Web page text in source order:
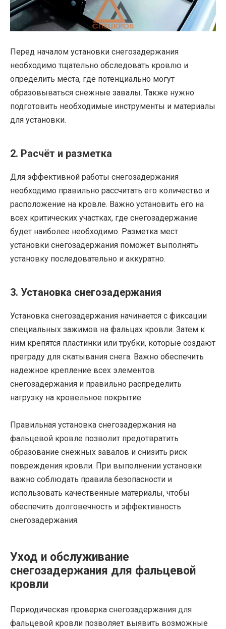
Перед началом установки снегозадержания
необходимо тщательно обследовать кровлю и
определить места, где потенциально могут
образовываться снежные завалы. Также нужно
подготовить необходимые инструменты и материалы
для установки.
2. Расчёт и разметка
Для эффективной работы снегозадержания
необходимо правильно рассчитать его количество и
расположение на кровле. Важно установить его на
всех критических участках, где снегозадержание
будет наиболее необходимо. Разметка мест
установки снегозадержания поможет выполнять
установку последовательно и аккуратно.
3. Установка снегозадержания
Установка снегозадержания начинается с фиксации
специальных зажимов на фальцах кровли. Затем к
ним крепятся пластинки или трубки, которые создают
преграду для скатывания снега. Важно обеспечить
надежное крепление всех элементов
снегозадержания и правильно распределить
нагрузку на кровельное покрытие.
Правильная установка снегозадержания на
фальцевой кровле позволит предотвратить
образование снежных завалов и снизить риск
повреждения кровли. При выполнении установки
важно соблюдать правила безопасности и
использовать качественные материалы, чтобы
обеспечить долговечность и эффективность
снегозадержания.
Уход и обслуживание
снегозадержания для фальцевой
кровли
Периодическая проверка снегозадержания для
фальцевой кровли позволяет выявить возможные